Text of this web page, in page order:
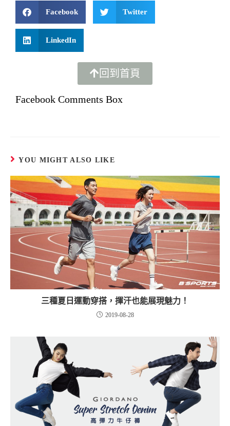
Facebook Twitter
LinkedIn
回到首頁
Facebook Comments Box
YOU MIGHT ALSO LIKE
三種夏日運動穿搭，揮汗也能展現魅力！
2019-08-28